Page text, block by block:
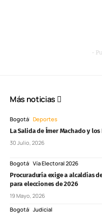
-
Más noticias
Bogotá Deportes
La Salida de Ímer Machado y
30 Julio, 2026
Bogotá Vía Electoral 2026
Procuraduría exige a alcaldías
para elecciones de 2026
19 Mayo, 2026
Bogotá Judicial